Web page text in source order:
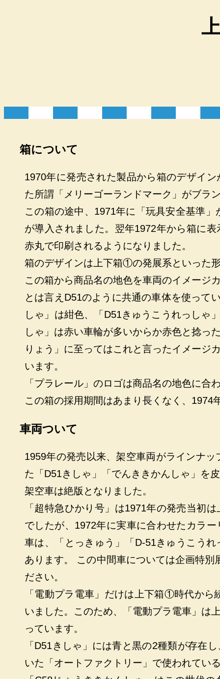
箱について
1970年に発売された製品から箱のデザイ
た所謂「メリーゴーランドマーク」がブラ
この箱の途中、1971年に「玩具安全基準
が導入されました。翌年1972年から箱に
赤丸で印刷されるようになりました。
箱のデザインは上下箱①の発展系といった
この箱から商品名の地色を車両のイメージ
とは言えD51のように共通の車体を使って
しゃ」は紺色、「D51きゅうこうれっしゃ
しゃ」は赤い車輪が多いからか赤色と捻っ
りょう」に至ってはこれと言ったイメージ
います。
「プラレール」のロゴは商品名の地色に
この箱の採用期間はあまり長くなく、
車両ついて
1959年の発売以来、架空車両がラインナ
た「D51きしゃ」「でんききかんしゃ」を
架空車は絶版となりました。
「超特急ひかり号」は1971年の発売当初
でしたが、1972年に実車に合わせたカラ
車は、「とっきゅう」「D-51きゅうこう
あります。 この中間車については企画特別
ださい。
「電動プラ電車」だけは上下箱①時代か
いました。このため、「電動プラ電車」
っています。
「D51きしゃ」には青と黒の2種類が存在
いた「オートファクトリー」で使われてい